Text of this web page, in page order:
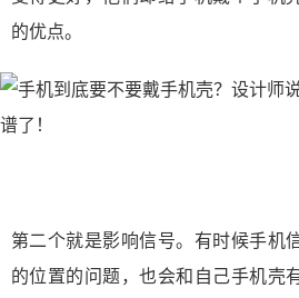
的优点。
第二个就是影响信号。有时候手机
的位置的问题，也会和自己手机壳